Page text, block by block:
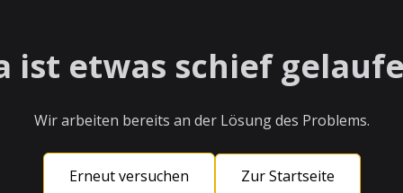
ist etwas schief
Wir arbeiten bereits an der Lösung des Problems.
Erneut versuchen Zur Startseite